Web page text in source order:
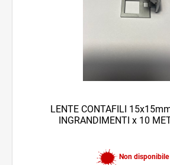
LENTE CONTAFILI
INGRANDIMENTI x 10
Non disponibile